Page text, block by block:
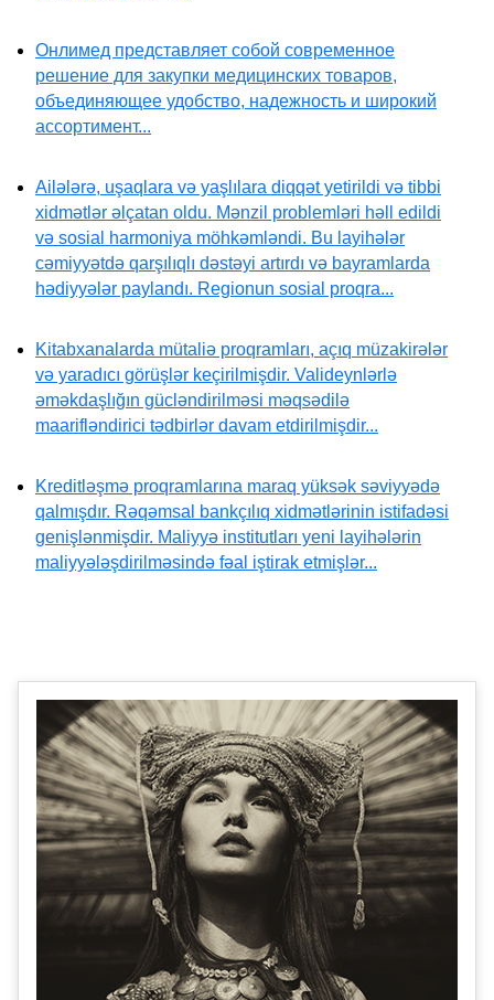
Онлимед представляет собой современное
решение для закупки медицинских товаров,
объединяющее удобство, надежность и широкий
ассортимент...
Ailələrə, uşaqlara və yaşlılara diqqət yetirildi və tibbi
xidmətlər əlçatan oldu. Mənzil problemləri həll edildi
və sosial harmoniya möhkəmləndi. Bu layihələr
cəmiyyətdə qarşılıqlı dəstəyi artırdı və bayramlarda
hədiyyələr paylandı. Regionun sosial proqra...
Kitabxanalarda mütaliə proqramları, açıq müzakirələr
və yaradıcı görüşlər keçirilmişdir. Valideynlərlə
əməkdaşlığın gücləndirilməsi məqsədilə
maarifləndirici tədbirlər davam etdirilmişdir...
Kreditləşmə proqramlarına maraq yüksək səviyyədə
qalmışdır. Rəqəmsal bankçılıq xidmətlərinin istifadəsi
genişlənmişdir. Maliyyə institutları yeni layihələrin
maliyyələşdirilməsində fəal iştirak etmişlər...